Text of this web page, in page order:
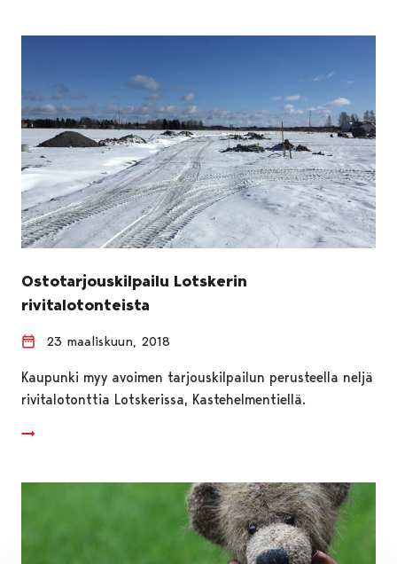
Ostotarjouskilpailu Lotskerin
rivitalotonteista
23 maaliskuun, 2018
Kaupunki myy avoimen tarjouskilpailun perusteella neljä
rivitalotonttia Lotskerissa, Kastehelmentiellä.